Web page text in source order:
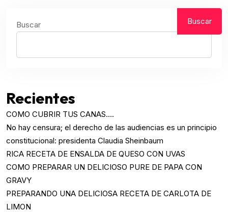
Buscar Buscar
Recientes
COMO CUBRIR TUS CANAS….
No hay censura; el derecho de las audiencias es un principio
constitucional: presidenta Claudia Sheinbaum
RICA RECETA DE ENSALDA DE QUESO CON UVAS
COMO PREPARAR UN DELICIOSO PURE DE PAPA CON
GRAVY
PREPARANDO UNA DELICIOSA RECETA DE CARLOTA DE
LIMON